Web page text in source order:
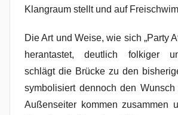
Klangraum stellt und auf
Die Art und Weise, wie sich „Party
herantastet, deutlich folkiger
schlägt die Brücke zu den
symbolisiert dennoch den Wunsch
Außenseiter kommen zusammen